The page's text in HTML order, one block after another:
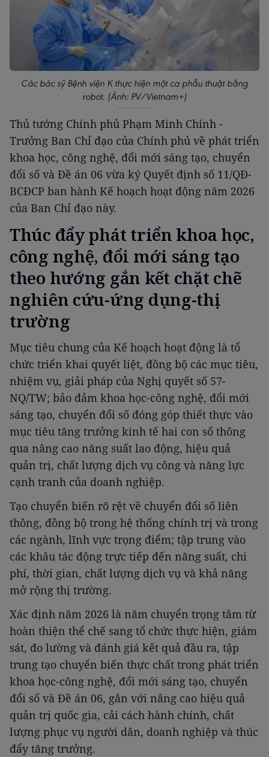
Các bác sỹ Bệnh viện K thực hiện một ca phẫu thuật bằng
robot. (Ảnh: PV/Vietnam+)
Thủ tướng Chính phủ Phạm Minh Chính -
Trưởng Ban Chỉ đạo của Chính phủ về phát triển
khoa học, công nghệ, đổi mới sáng tạo, chuyển
đổi số và Đề án 06 vừa ký Quyết định số 11/QĐ-
BCĐCP ban hành Kế hoạch hoạt động năm 2026
của Ban Chỉ đạo này.
Thúc đẩy phát triển khoa học,
công nghệ, đổi mới sáng tạo
theo hướng gắn kết chặt chẽ
nghiên cứu-ứng dụng-thị
trường
Mục tiêu chung của Kế hoạch hoạt động là tổ
chức triển khai quyết liệt, đồng bộ các mục tiêu,
nhiệm vụ, giải pháp của Nghị quyết số 57-
NQ/TW; bảo đảm khoa học-công nghệ, đổi mới
sáng tạo, chuyển đổi số đóng góp thiết thực vào
mục tiêu tăng trưởng kinh tế hai con số thông
qua nâng cao năng suất lao động, hiệu quả
quản trị, chất lượng dịch vụ công và năng lực
cạnh tranh của doanh nghiệp.
Tạo chuyển biến rõ rệt về chuyển đổi số liên
thông, đồng bộ trong hệ thống chính trị và trong
các ngành, lĩnh vực trọng điểm; tập trung vào
các khâu tác động trực tiếp đến năng suất, chi
phí, thời gian, chất lượng dịch vụ và khả năng
mở rộng thị trường.
Xác định năm 2026 là năm chuyển trọng tâm từ
hoàn thiện thể chế sang tổ chức thực hiện, giám
sát, đo lường và đánh giá kết quả đầu ra, tập
trung tạo chuyển biến thực chất trong phát triển
khoa học-công nghệ, đổi mới sáng tạo, chuyển
đổi số và Đề án 06, gắn với nâng cao hiệu quả
quản trị quốc gia, cải cách hành chính, chất
lượng phục vụ người dân, doanh nghiệp và thúc
đẩy tăng trưởng.